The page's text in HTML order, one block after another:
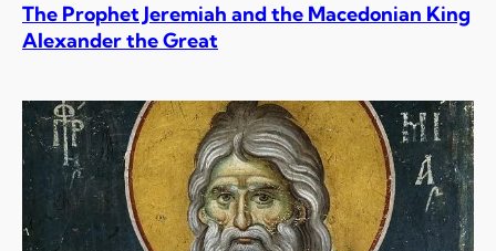
The Prophet Jeremiah and the Macedonian King
Alexander the Great